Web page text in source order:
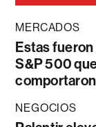
MERCADOS
Estas fueron
S&P 500
NEGOCIOS